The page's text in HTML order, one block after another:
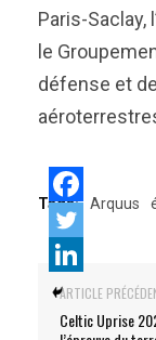
Paris-Saclay,
le
défense et
Tags: Arquus
ARTICLE
Celtic Uprise